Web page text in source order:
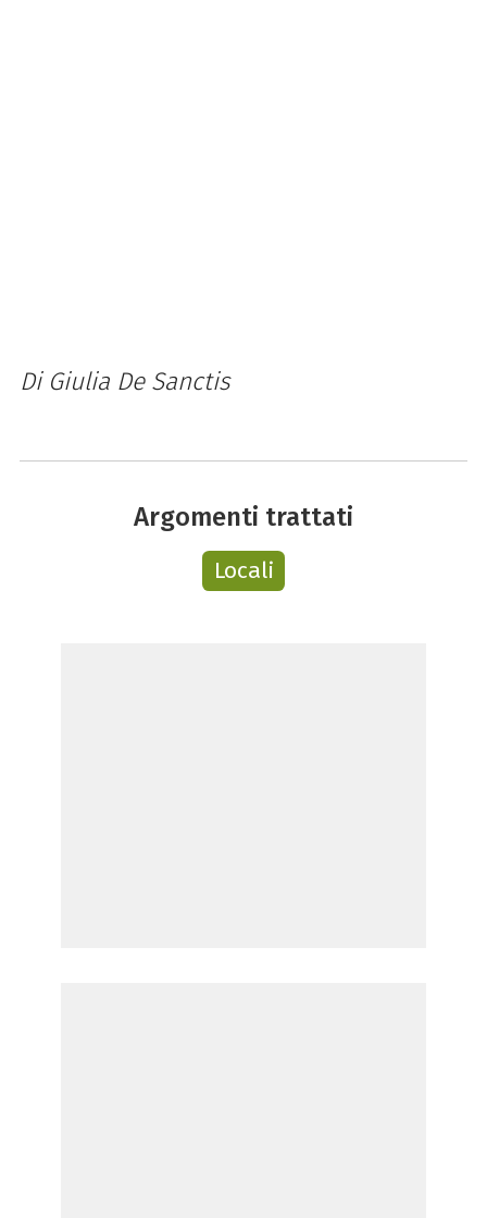
Di Giulia De Sanctis
Argomenti trattati
Locali